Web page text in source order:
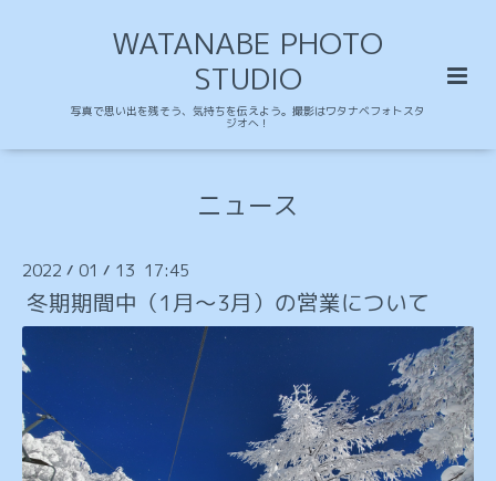
WATANABE PHOTO
STUDIO
写真で思い出を残そう、気持ちを伝えよう。撮影はワタナベフォトスタ
ジオへ！
ニュース
2022 / 01 / 13 17:45
冬期期間中（1月〜3月）の営業について